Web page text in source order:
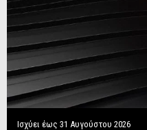
Ισχύει έως 31 Αυγούστου 2026